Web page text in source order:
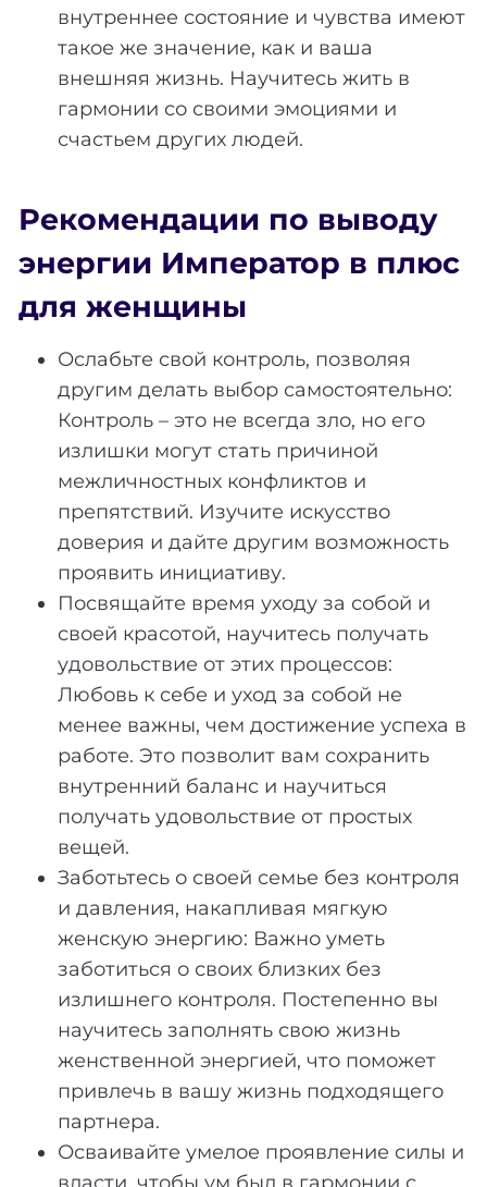
внутреннее состояние и чувства имеют
такое же значение, как и ваша
внешняя жизнь. Научитесь жить в
гармонии со своими эмоциями и
счастьем других людей.
Рекомендации по выводу
энергии Император в плюс
для женщины
Ослабьте свой контроль, позволяя
другим делать выбор самостоятельно:
Контроль – это не всегда зло, но его
излишки могут стать причиной
межличностных конфликтов и
препятствий. Изучите искусство
доверия и дайте другим возможность
проявить инициативу.
Посвящайте время уходу за собой и
своей красотой, научитесь получать
удовольствие от этих процессов:
Любовь к себе и уход за собой не
менее важны, чем достижение успеха в
работе. Это позволит вам сохранить
внутренний баланс и научиться
получать удовольствие от простых
вещей.
Заботьтесь о своей семье без контроля
и давления, накапливая мягкую
женскую энергию: Важно уметь
заботиться о своих близких без
излишнего контроля. Постепенно вы
научитесь заполнять свою жизнь
женственной энергией, что поможет
привлечь в вашу жизнь подходящего
партнера.
Осваивайте умелое проявление силы и